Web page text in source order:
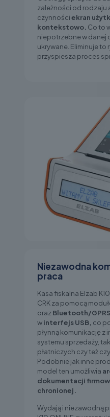
zależności od rodzaju
czynnościekran
kontekstowo. Co to
niepotrzebne w danej
ukrywane. Eliminuje to
przyspiesza proces
Niezawodna
praca
Kasa fiskalna Elzab
CRK za pomocą
orazBluetooth/
winterfejs USB, co
płynną komunikację z
systemu sprzedaży,
płatniczych czy też
Podobnie jak inne
model ten umożliwia
dokumentacji
chronionej.
Wydają i niezawodną